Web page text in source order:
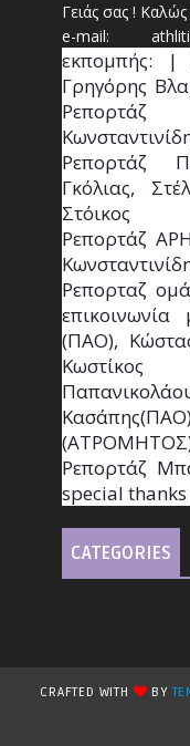
Γειάς σας !
e-mail: athlit
εκπομπής: |
Γρηγόρης
Ρεπορτάζ
Γκόλιας,
Στόικος
Ρεπορτάζ
Ρεπορταζ
(ΠΑΟ),
Κωστίκος
Ρεπορτάζ
special
CATEGORIES
CRAFTED WITH BY